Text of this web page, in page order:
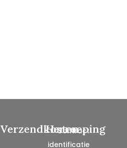
Verzendkosten
Herroeping
Contract
identificatie